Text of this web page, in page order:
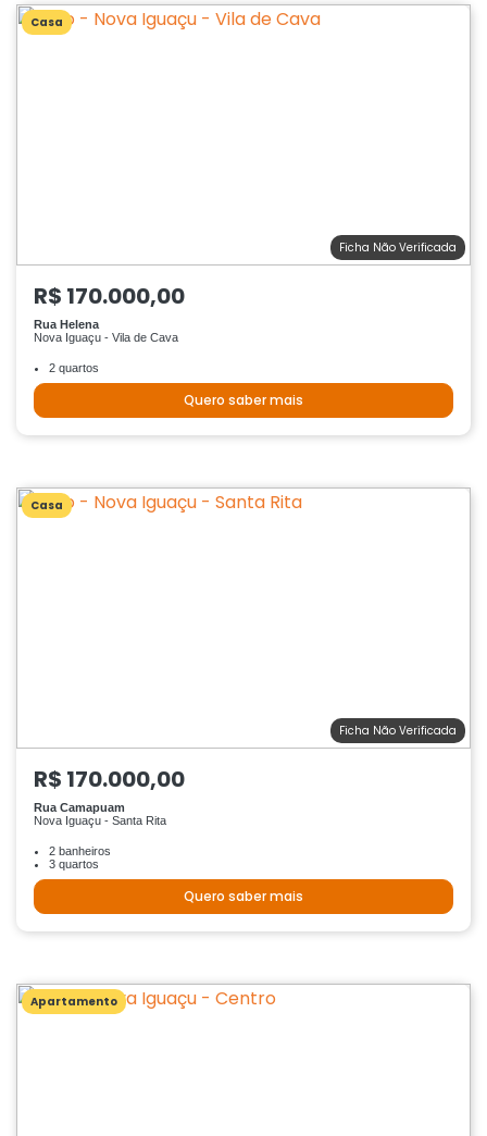
Casa
Ficha Não Verificada
R$ 170.000,00
Rua Helena
Nova Iguaçu - Vila de Cava
2 quartos
Quero saber mais
Casa
Ficha Não Verificada
R$ 170.000,00
Rua Camapuam
Nova Iguaçu - Santa Rita
2 banheiros
3 quartos
Quero saber mais
Apartamento